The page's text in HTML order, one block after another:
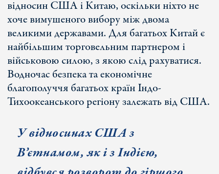
відносин США і Китаю, оскільки ніхто не
хоче вимушеного вибору між двома
великими державами. Для багатьох Китай є
найбільшим торговельним партнером і
військовою силою, з якою слід рахуватися.
Водночас безпека та економічне
благополуччя багатьох країн Індо-
Тихоокеанського регіону залежать від США.
У відносинах США з
В’єтнамом, як і з Індією,